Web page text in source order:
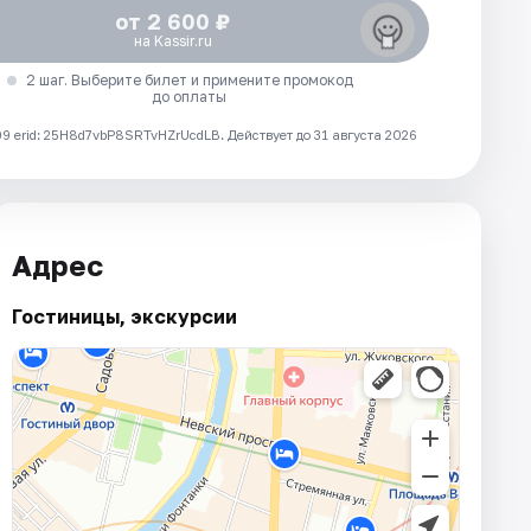
от 2 600 ₽
на Kassir.ru
2 шаг. Выберите билет и примените промокод
до оплаты
25H8d7vbP8SRTvHZrUcdLB. Действует до 31 августа 2026
Адрес
Гостиницы, экскурсии